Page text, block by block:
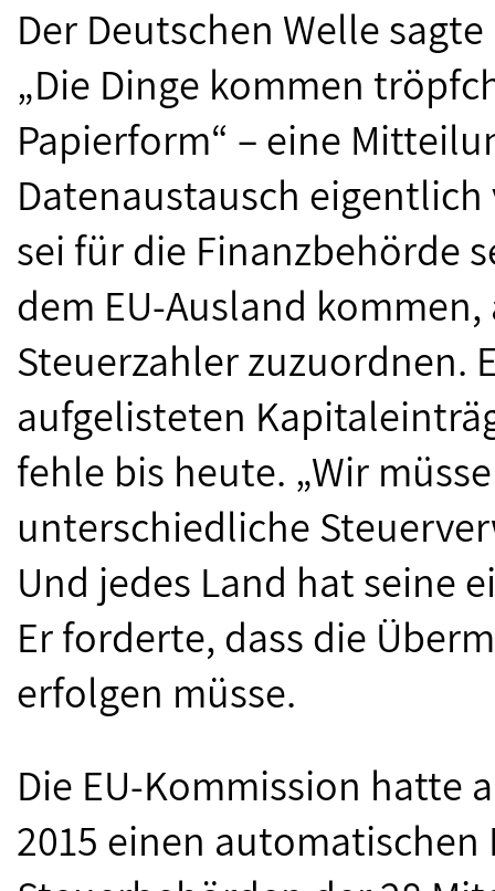
Der Deutschen Welle
„Die Dinge kommen
Papierform“ – eine
Datenaustausch
sei für die Finanzbehörde
dem EU-Ausland
Steuerzahler zuzuordnen.
aufgelisteten
fehle bis heute. „Wir
unterschiedliche
Und jedes Land hat seine
Er forderte, dass die
erfolgen müsse.
Die EU-Kommission hatte
2015 einen